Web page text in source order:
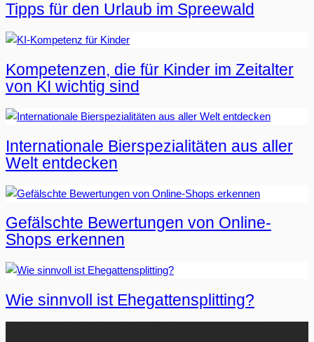
Tipps für den Urlaub im Spreewald
Kompetenzen, die für Kinder im Zeitalter
von KI wichtig sind
Internationale Bierspezialitäten aus aller
Welt entdecken
Gefälschte Bewertungen von Online-
Shops erkennen
Wie sinnvoll ist Ehegattensplitting?